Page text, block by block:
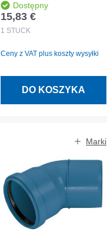
Dostępny
Cena regularna:
15,83 €
1 STÜCK
Ceny z VAT plus koszty wysyłki
DO KOSZYKA
Marki